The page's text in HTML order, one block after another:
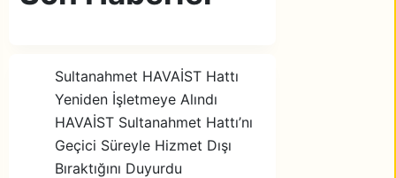
Sultanahmet HAVAİST Hattı
Yeniden İşletmeye Alındı
HAVAİST Sultanahmet Hattı’nı
Geçici Süreyle Hizmet Dışı
Bıraktığını Duyurdu